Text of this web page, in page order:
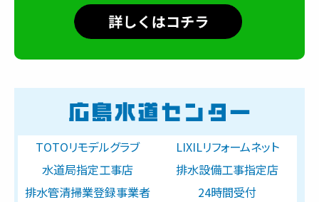
TOTOリモデルグラブ
LIXILリフォームネット
水道局指定工事店
排水設備工事指定店
排水管清掃業登録事業者
24時間受付